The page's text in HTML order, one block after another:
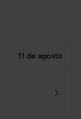
11 de agosto